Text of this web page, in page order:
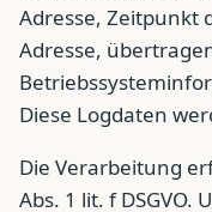
Adresse, Zeitpunkt
Adresse,
Diese Logdaten
Die Verarbeitung
Abs. 1 lit. f DSGVO.